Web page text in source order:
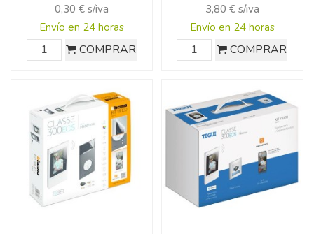
0,30 € s/iva
Envío en 24 horas
COMPRAR
3,80 € s/iva
Envío en 24 horas
COMPRAR